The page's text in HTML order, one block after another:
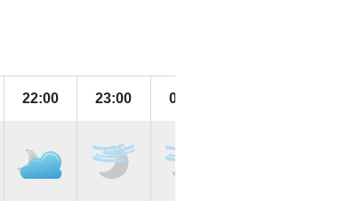
22:00 23:00 00:00